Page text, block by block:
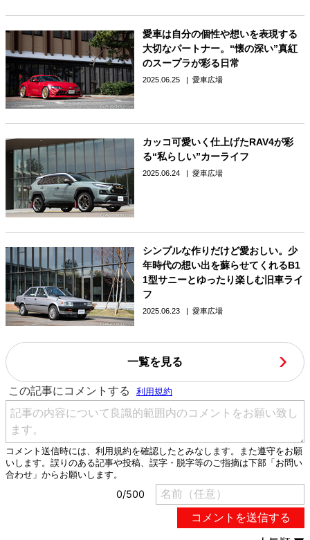
愛車は自分の個性や想いを表現する
大切なパートナー。“懐の深い”真紅
のスープラが彩る日常
2025.06.25 愛車広場
カッコ可愛いく仕上げたRAV4が彩
る“私らしい”カーライフ
2025.06.24 愛車広場
シンプルな作りだけど愛おしい。少
年時代の想い出を蘇らせてくれるB1
1型サニーとゆったり楽しむ旧車ライ
フ
2025.06.23 愛車広場
一覧を見る